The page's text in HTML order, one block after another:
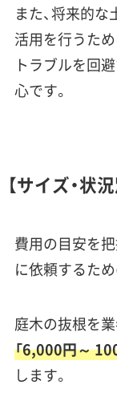
また、将来的
活用を行うた
トラブルを回
心です。
【サイズ・状
費用の目安を
に依頼するため
庭木の抜根を
「6,000円～
します。